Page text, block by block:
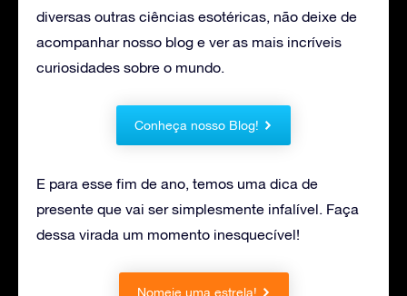
diversas outras ciências esotéricas, não deixe de
acompanhar nosso blog e ver as mais incríveis
curiosidades sobre o mundo.
Conheça nosso Blog!
E para esse fim de ano, temos uma dica de
presente que vai ser simplesmente infalível. Faça
dessa virada um momento inesquecível!
Nomeie uma estrela!